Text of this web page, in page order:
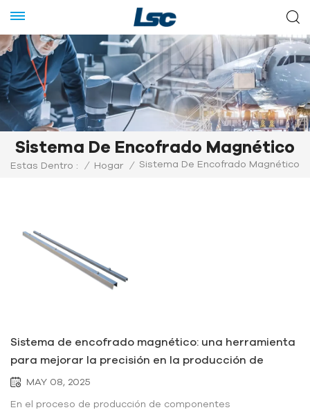
Sistema De Encofrado Magnético
Estas Dentro : / Hogar / Sistema De Encofrado Magnético
Sistema de encofrado magnético: una herramienta
para mejorar la precisión en la producción de
prefabricados de hormigón
MAY 08, 2025
En el proceso de producción de componentes